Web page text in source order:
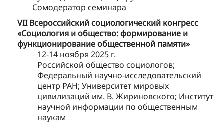
Сомодератор семинара
VII Всероссийский социологический конгресс
«Социология и общество: формирование и
функционирование общественной памяти»
12-14 ноября 2025 г.
Российской общество социологов;
Федеральный научно-исследовательский
центр РАН; Университет мировых
цивилизаций им. В. Жириновского; Институт
научной информации по общественным
наукам